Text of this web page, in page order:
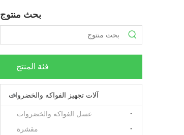
بحث منتوج
فئة المنتج
آلات تجهيز الفواكه والخضروات
غسل الفواكه والخضروات
مقشرة